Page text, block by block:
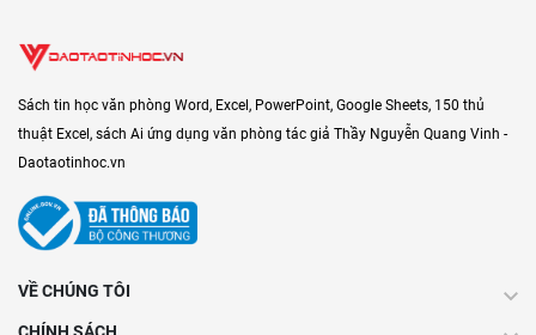
Sách tin học văn phòng Word, Excel, PowerPoint, Google Sheets, 150 thủ
thuật Excel, sách Ai ứng dụng văn phòng tác giả Thầy Nguyễn Quang Vinh -
Daotaotinhoc.vn
VỀ CHÚNG TÔI
CHÍNH SÁCH